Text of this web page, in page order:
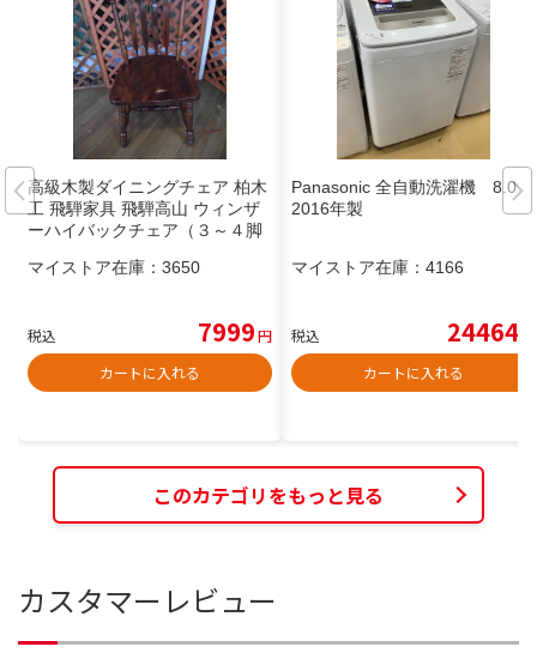
高級木製ダイニングチェア 柏木
工 飛騨家具 飛騨高山 ウィンザ
ーハイバックチェア（３～４脚
マイストア在庫： 3650
税込 7999円
カートに入れる
Panasonic 全自動洗濯機 8.0kg
2016年製
マイストア在庫： 4166
税込 24464
カートに入れる
このカテゴリをもっと見る
カスタマーレビュー